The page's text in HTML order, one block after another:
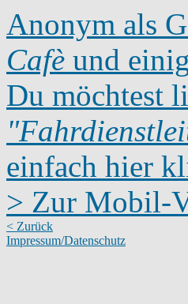
Anonym als
Cafè und
Du möchtest
einfach hier
> Zur Mobil-
< Zurück
Impressum/Datenschutz